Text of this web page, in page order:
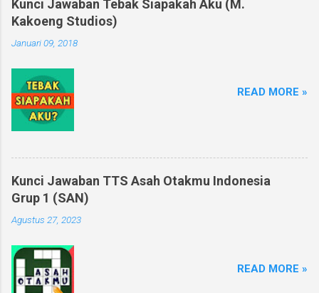
Kunci Jawaban Tebak Siapakah Aku (M.
Kakoeng Studios)
Januari 09, 2018
READ MORE »
Kunci Jawaban TTS Asah Otakmu Indonesia
Grup 1 (SAN)
Agustus 27, 2023
READ MORE »